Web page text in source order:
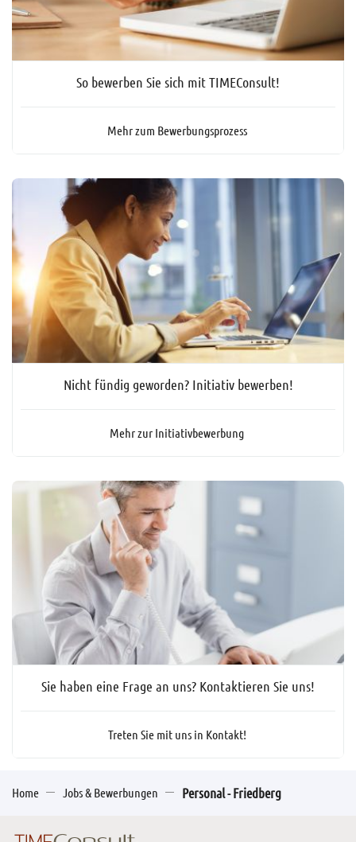
So bewerben Sie sich mit TIMEConsult!
Mehr zum Bewerbungsprozess
Nicht fündig geworden? Initiativ bewerben!
Mehr zur Initiativbewerbung
Sie haben eine Frage an uns? Kontaktieren Sie uns!
Treten Sie mit uns in Kontakt!
Home Jobs & Bewerbungen Personal - Friedberg